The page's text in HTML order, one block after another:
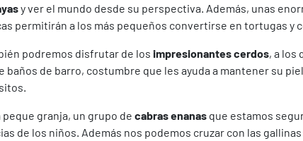
y ver el mundo desde su perspectiva. Además, unas
permitirán a los más pequeños convertirse en tortugas y
podremos disfrutar de los impresionantes cerdos, a los
baños de barro, costumbre que les ayuda a mantener su
peque granja, un grupo de cabras enanas que estamos
de los niños. Además nos podemos cruzar con las